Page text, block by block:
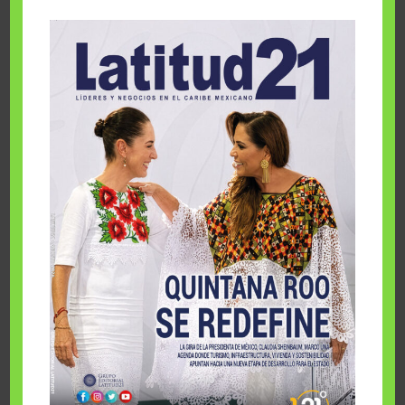
3 agosto, 2026
IA en empresas de cincuentones
3 agosto, 2026
TMEC y turismo
3 agosto, 2026
Un respiro para el Caribe mexicano
3 agosto, 2026